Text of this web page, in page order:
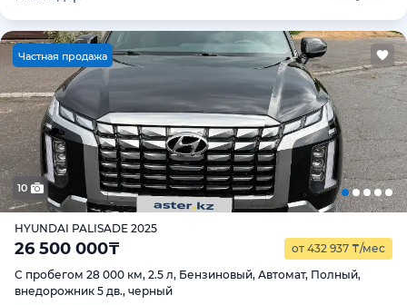
Частная продажа
10
HYUNDAI PALISADE 2025
26 500 000₸ от 432 937 ₸/мес
С пробегом 28 000 км, 2.5 л, Бензиновый, Автомат, Полный,
внедорожник 5 дв., черный